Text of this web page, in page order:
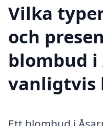
Vilka
och
blombud i
vanligtvis